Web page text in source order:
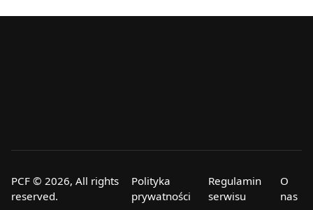
PCF © 2026, All rights
reserved.
Polityka
prywatności
Regulamin
serwisu
O
nas